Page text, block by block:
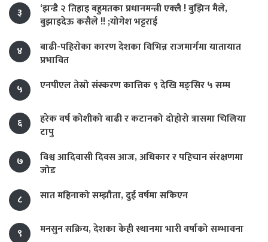
३
‘झन्डै २ तिहाइ बहुमतका प्रधानमन्त्री एक्लै ! बुझिन मैले,
बुझाइदेऊ कसैले !! ;योगेश भट्टराई
४
बाढी-पहिराेका कारण देशका विभिन्न राजमार्गमा यातायात
प्रभावित
५
एनपीएल तेस्रो संस्करण कात्तिक ९ देखि मङ्सिर ५ सम्म
६
हरेक वर्ष कोशीको बाढी र कटानको दोहोरो त्रासमा चिलिया
टापु
७
विश्व आदिवासी दिवस आज, अधिकार र पहिचान संरक्षणमा
जोड
८
सात महिनाको सम्झौता, दुई वर्षमा सकिएन
९ मनसुन सक्रिय, देशका केही स्थानमा भारी वर्षाको सम्भावना